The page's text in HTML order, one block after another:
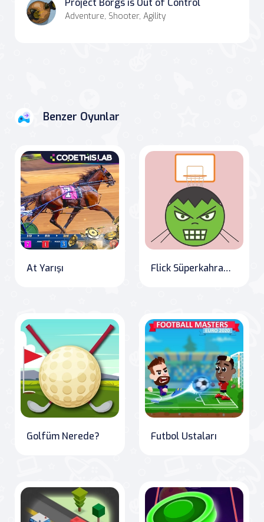
Project Borgs is Out of Control
Adventure, Shooter, Agility
Benzer Oyunlar
At Yarışı Flick Süperkahramanı
Golfüm Nerede? Futbol Ustaları